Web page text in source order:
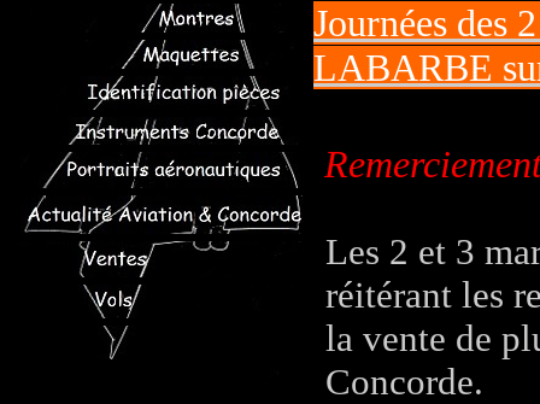
Journées des
LABARBE
Les 2 et 3
réitérant les
la vente de
Concorde.